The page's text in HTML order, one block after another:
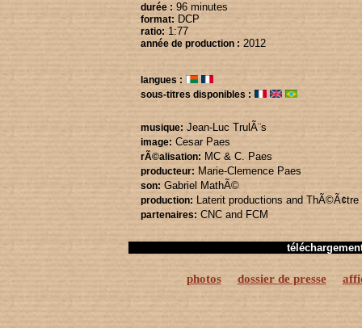
durée : 96 minutes
format: DCP
ratio: 1:77
année de production : 2012
langues :
sous-titres disponibles :
musique: Jean-Luc TrulÃ¨s
image: Cesar Paes
rÃ©alisation: MC & C. Paes
producteur: Marie-Clemence Paes
son: Gabriel MathÃ©
production: Laterit productions and ThÃ©Ã¢tre
partenaires: CNC and FCM
photos dossier de presse